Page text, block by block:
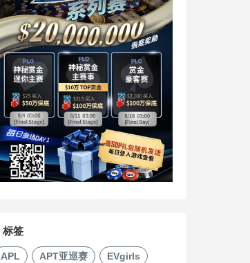
标签
APL APT亚巡赛 EVgirls